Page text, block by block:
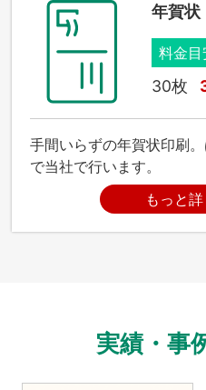
年賀状
料金目
30枚
手間いらずの年賀状印刷
で当社で行います。
もっと
実績・事